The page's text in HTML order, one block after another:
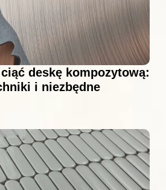
deskę kompozytową:
i niezbędne